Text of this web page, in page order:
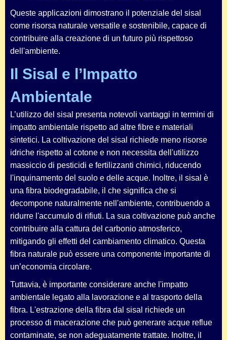
Queste applicazioni dimostrano il potenziale del sisal
come risorsa naturale versatile e sostenibile, capace di
contribuire alla creazione di un futuro più rispettoso
dell'ambiente.
Il Sisal e l’Impatto
Ambientale
L’utilizzo del sisal presenta notevoli vantaggi in termini di
impatto ambientale rispetto ad altre fibre e materiali
sintetici. La coltivazione del sisal richiede meno risorse
idriche rispetto al cotone e non necessita dell'utilizzo
massiccio di pesticidi e fertilizzanti chimici, riducendo
l'inquinamento del suolo e delle acque. Inoltre, il sisal è
una fibra biodegradabile, il che significa che si
decompone naturalmente nell'ambiente, contribuendo a
ridurre l'accumulo di rifiuti. La sua coltivazione può anche
contribuire alla cattura del carbonio atmosferico,
mitigando gli effetti del cambiamento climatico. Questa
fibra naturale può essere una componente importante di
un’economia circolare.
Tuttavia, è importante considerare anche l'impatto
ambientale legato alla lavorazione e al trasporto della
fibra. L'estrazione della fibra dal sisal richiede un
processo di macerazione che può generare acque reflue
contaminate, se non adeguatamente trattate. Inoltre, il